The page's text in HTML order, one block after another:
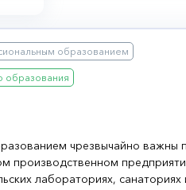
образованием
образования
чрезвычайно важны
производственном
лабораториях,